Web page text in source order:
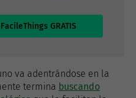
FacileThings GRATIS
va adentrándose en la
termina buscando